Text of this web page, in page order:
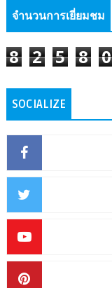
จำนวนการเยี่ยมชม
8 2 5 8 0
SOCIALIZE